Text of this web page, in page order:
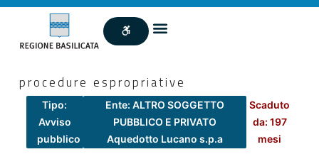
procedure espropriative
Tipo:
Avviso
pubblico
Ente: ALTRO SOGGETTO
PUBBLICO E PRIVATO
Aquedotto Lucano s.p.a
Scaduto
da: 197
mesi